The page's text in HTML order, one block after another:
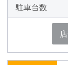
駐車台数